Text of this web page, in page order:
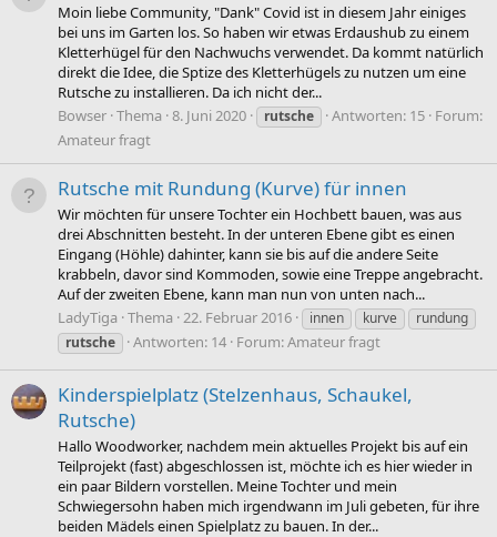
Moin liebe Community, "Dank" Covid ist in diesem Jahr einiges
bei uns im Garten los. So haben wir etwas Erdaushub zu einem
Kletterhügel für den Nachwuchs verwendet. Da kommt natürlich
direkt die Idee, die Sptize des Kletterhügels zu nutzen um eine
Rutsche zu installieren. Da ich nicht der...
Bowser Thema 8. Juni 2020 rutsche Antworten: 15 Forum:
Amateur fragt
Rutsche mit Rundung (Kurve) für innen
Wir möchten für unsere Tochter ein Hochbett bauen, was aus
drei Abschnitten besteht. In der unteren Ebene gibt es einen
Eingang (Höhle) dahinter, kann sie bis auf die andere Seite
krabbeln, davor sind Kommoden, sowie eine Treppe angebracht.
Auf der zweiten Ebene, kann man nun von unten nach...
LadyTiga Thema 22. Februar 2016 innen kurve
rundung
rutsche
Antworten: 14 Forum:Amateur fragt
Kinderspielplatz (Stelzenhaus, Schaukel,
Rutsche)
Hallo Woodworker, nachdem mein aktuelles Projekt bis auf ein
Teilprojekt (fast) abgeschlossen ist, möchte ich es hier wieder in
ein paar Bildern vorstellen. Meine Tochter und mein
Schwiegersohn haben mich irgendwann im Juli gebeten, für ihre
beiden Mädels einen Spielplatz zu bauen. In der...